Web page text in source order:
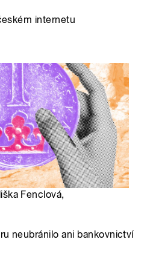
internetu
Fenclová,
neubránilo ani bankovnictví